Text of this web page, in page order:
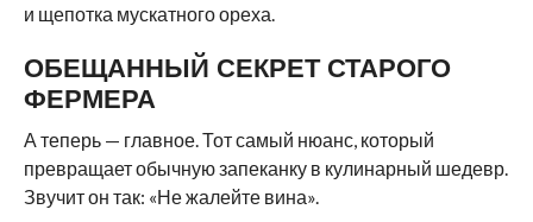
и щепотка мускатного ореха.
ОБЕЩАННЫЙ СЕКРЕТ СТАРОГО
ФЕРМЕРА
А теперь — главное. Тот самый нюанс, который
превращает обычную запеканку в кулинарный шедевр.
Звучит он так: «Не жалейте вина».